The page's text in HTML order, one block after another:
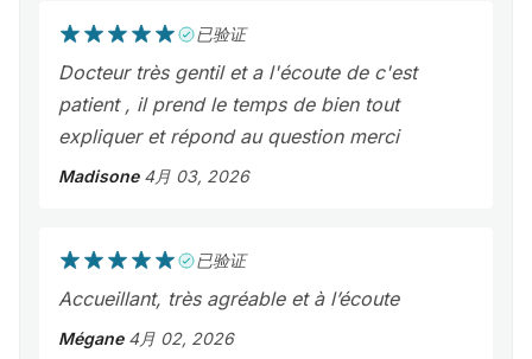
已验证
Docteur très gentil et a l'écoute de c'est
patient , il prend le temps de bien tout
expliquer et répond au question merci
Madisone 4月 03, 2026
已验证
Accueillant, très agréable et à l’écoute
Mégane 4月 02, 2026